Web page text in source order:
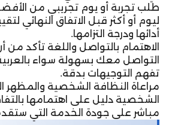
طلب تجربة أو يوم تجريبي من
ليوم أو أكثر قبل الاتفاق النهائي
أدائها ودرجة التزامها.
الاهتمام بالتواصل واللغة تأكد
التواصل معك بسهولة سواء بالعربية
تفهم التوجيهات بدقة.
مراعاة النظافة الشخصية والمظهر
الشخصية دليل على اهتمامها
مباشر على جودة الخدمة التي